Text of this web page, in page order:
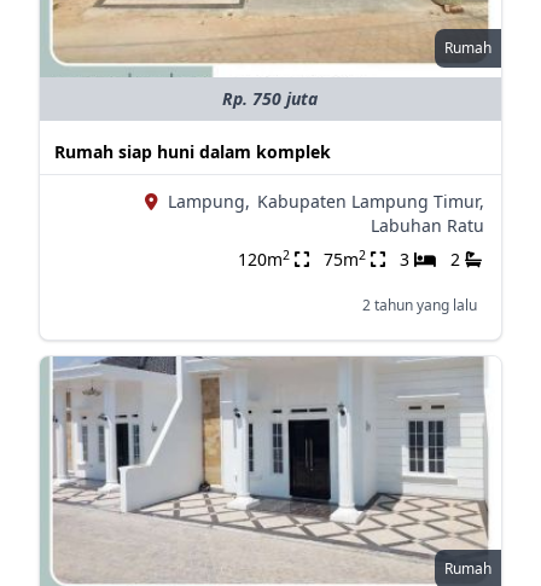
Rumah
Rp. 750 juta
Rumah siap huni dalam komplek
Lampung, Kabupaten Lampung Timur,
Labuhan Ratu
120m2 75m2 3 2
2 tahun yang lalu
Rumah